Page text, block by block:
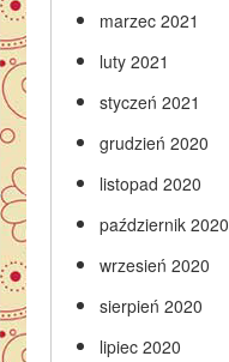
marzec 2021
luty 2021
styczeń 2021
grudzień 2020
listopad 2020
październik 2020
wrzesień 2020
sierpień 2020
lipiec 2020